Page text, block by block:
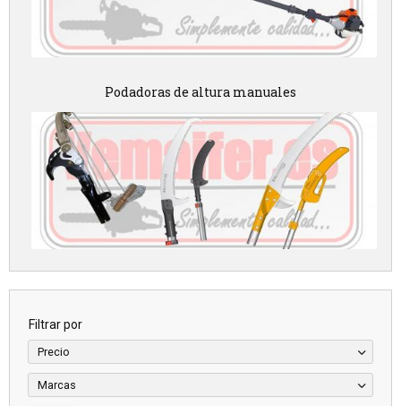
Podadoras de altura manuales
Filtrar por
Precio
Marcas